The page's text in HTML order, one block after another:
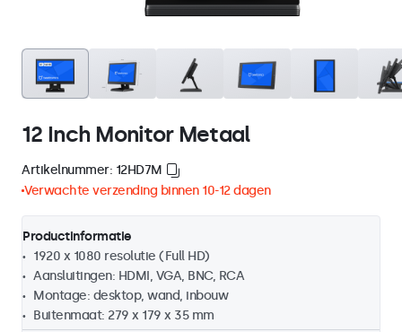
12 Inch Monitor Metaal
Artikelnummer: 12HD7M
Verwachte verzending binnen 10-12 dagen
Productinformatie
1920 x 1080 resolutie (Full HD)
Aansluitingen: HDMI, VGA, BNC, RCA
Montage: desktop, wand, inbouw
Buitenmaat: 279 x 179 x 35 mm